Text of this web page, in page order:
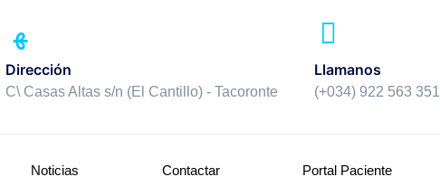
Dirección
C\ Casas Altas s/n (El Cantillo) - Tacoronte
Llamanos
(+034) 922 563 351
Noticias Contactar Portal Paciente